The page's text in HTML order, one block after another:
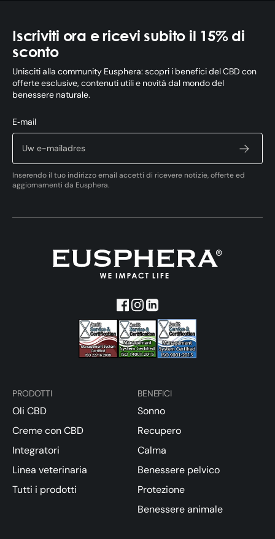
Iscriviti ora e ricevi subito il 15% di
sconto
Unisciti alla community Eusphera: scopri i benefici del CBD con
offerte esclusive, contenuti utili e novità dal mondo del
benessere naturale.
E‑mail
Inserendo il tuo indirizzo email accetti di ricevere notizie, offerte ed
aggiornamenti da Eusphera.
PRODOTTI
Oli CBD
Creme con CBD
Integratori
Linea veterinaria
Tutti i prodotti
BENEFICI
Sonno
Recupero
Calma
Benessere pelvico
Protezione
Benessere animale